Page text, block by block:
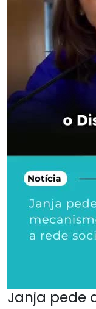
Janja pede